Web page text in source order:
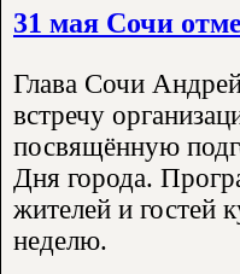
31 мая Сочи
Глава Сочи
встречу
посвящённую
Дня города.
жителей и гостей
неделю.